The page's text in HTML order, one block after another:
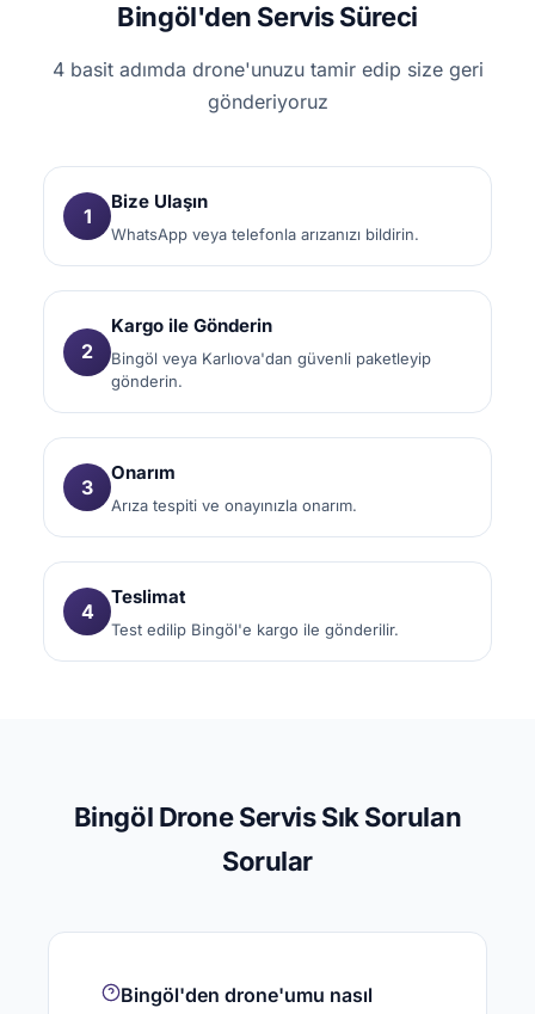
Bingöl'den Servis Süreci
4 basit adımda drone'unuzu tamir edip size geri
gönderiyoruz
1
Bize Ulaşın
WhatsApp veya telefonla arızanızı bildirin.
2
Kargo ile Gönderin
Bingöl veya Karlıova'dan güvenli paketleyip
gönderin.
3
Onarım
Arıza tespiti ve onayınızla onarım.
4
Teslimat
Test edilip Bingöl'e kargo ile gönderilir.
Bingöl Drone Servis Sık Sorulan
Sorular
Bingöl'den drone'umu nasıl